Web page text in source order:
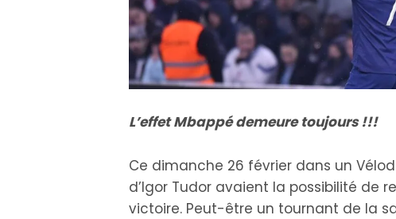
L’effet Mbappé demeure toujours !!!
Ce dimanche 26 février dans un
d’Igor Tudor avaient la possibilité de
victoire. Peut-être un tournant de la